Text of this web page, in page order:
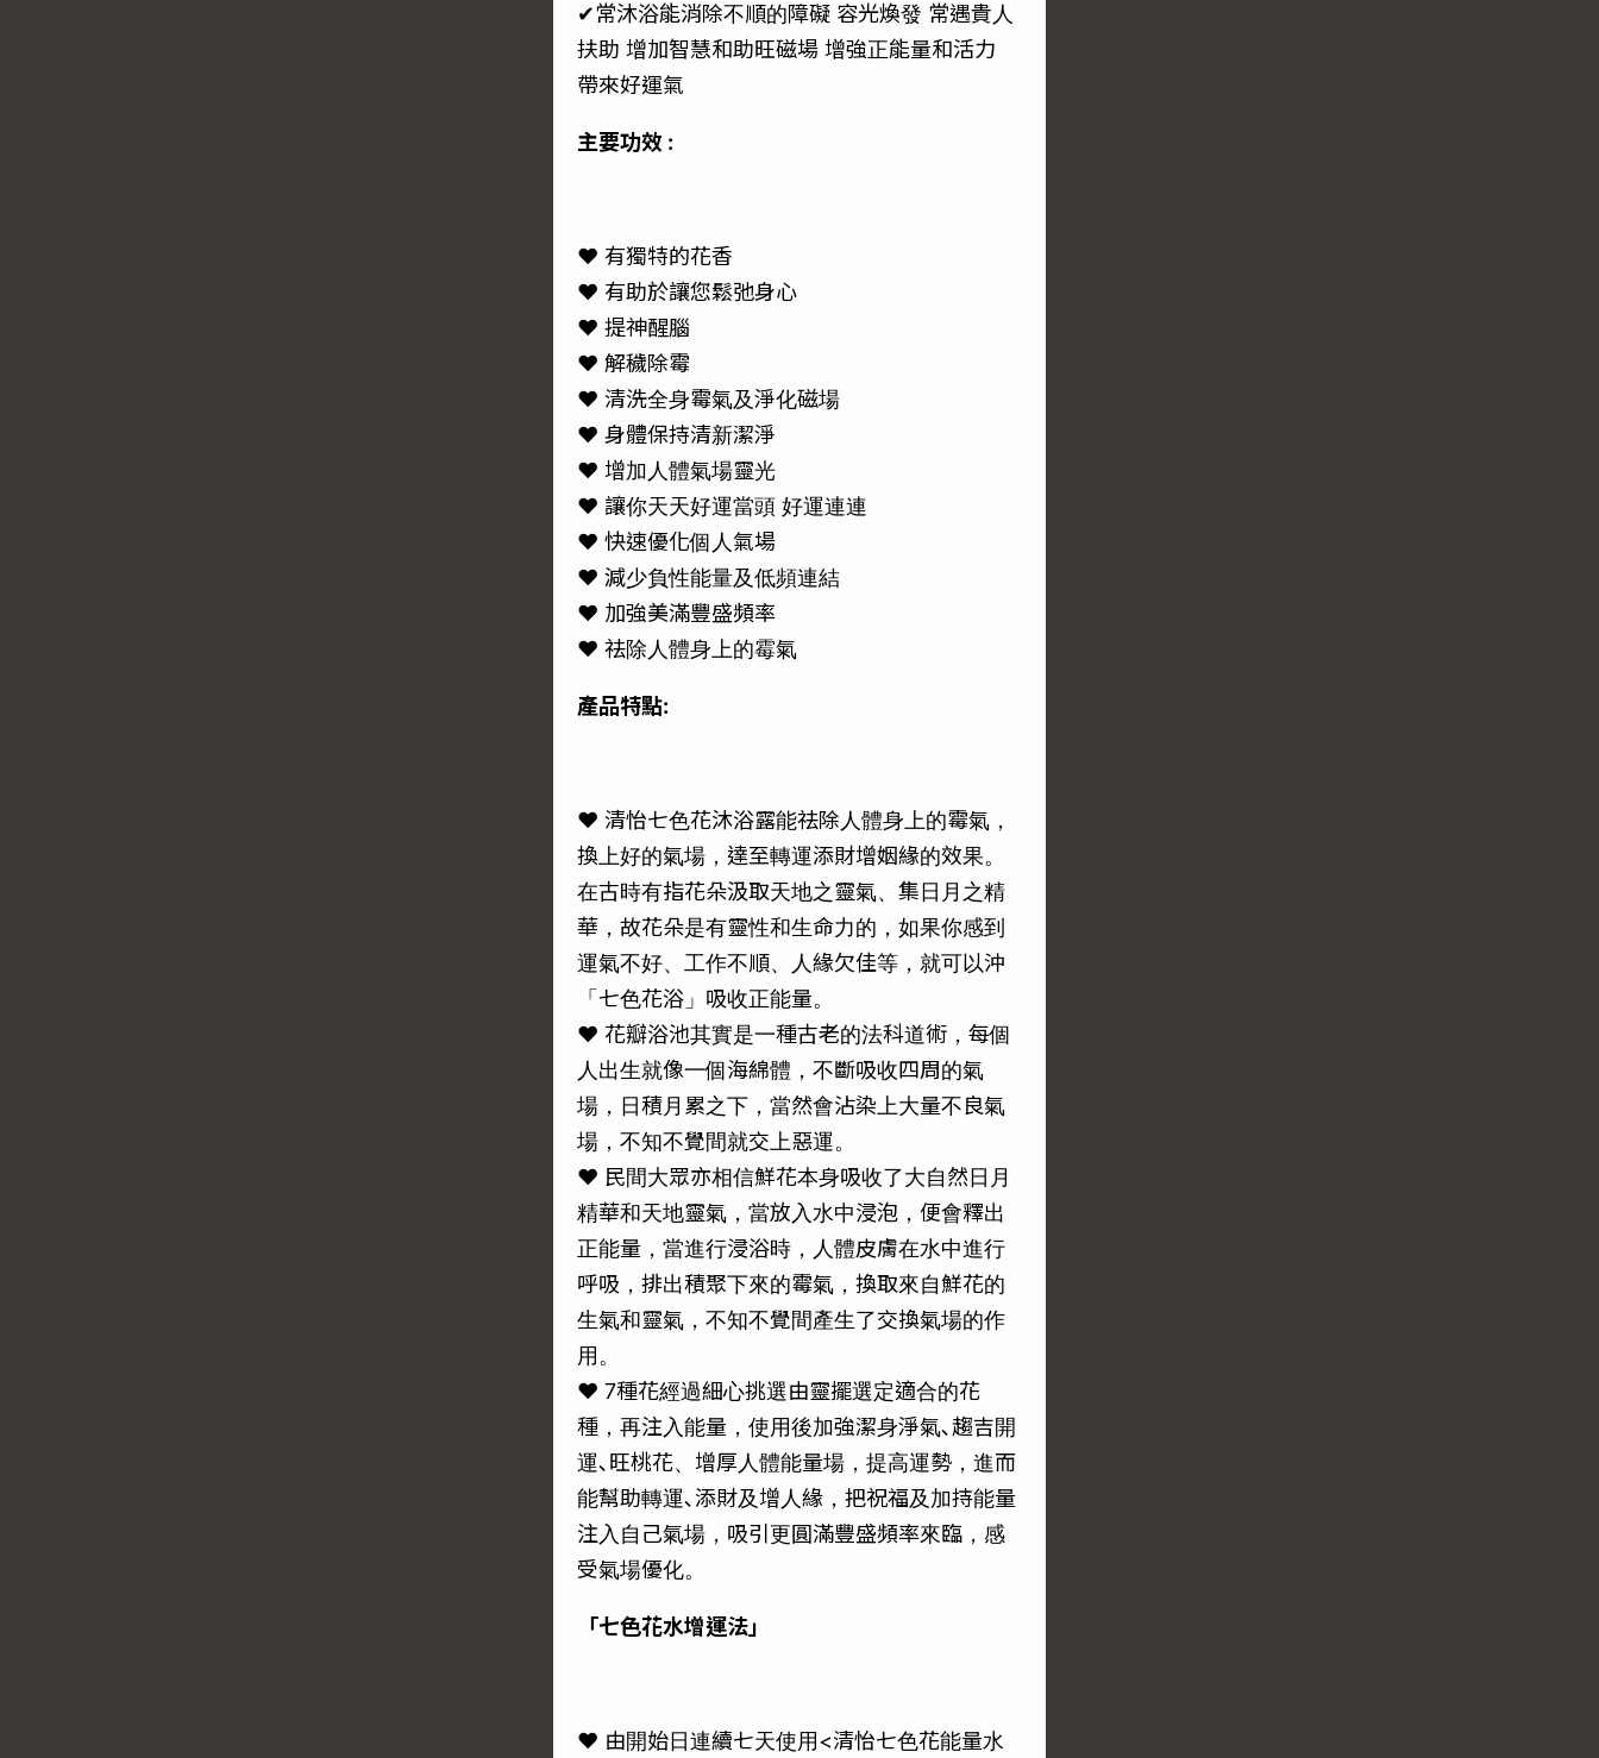
✔常沐浴能消除不順的障礙 容光煥發 常遇貴人
扶助 增加智慧和助旺磁場 增強正能量和活力
帶來好運氣
主要功效 :
♥ 有獨特的花香
♥ 有助於讓您鬆弛身心
♥ 提神醒腦
♥ 解穢除霉
♥ 清洗全身霉氣及淨化磁場
♥ 身體保持清新潔淨
♥ 增加人體氣場靈光
♥ 讓你天天好運當頭 好運連連
♥ 快速優化個人氣場
♥ 減少負性能量及低頻連結
♥ 加強美滿豐盛頻率
♥ 祛除人體身上的霉氣
產品特點:
♥ 清怡七色花沐浴露能祛除人體身上的霉氣，
換上好的氣場，達至轉運添財增姻緣的效果。
在古時有指花朵汲取天地之靈氣、集日月之精
華，故花朵是有靈性和生命力的，如果你感到
運氣不好、工作不順、人緣欠佳等，就可以沖
「七色花浴」吸收正能量。
♥ 花瓣浴池其實是一種古老的法科道術，每個
人出生就像一個海綿體，不斷吸收四周的氣
場，日積月累之下，當然會沾染上大量不良氣
場，不知不覺間就交上惡運。
♥ 民間大眾亦相信鮮花本身吸收了大自然日月
精華和天地靈氣，當放入水中浸泡，便會釋出
正能量，當進行浸浴時，人體皮膚在水中進行
呼吸，排出積聚下來的霉氣，換取來自鮮花的
生氣和靈氣，不知不覺間產生了交換氣場的作
用。
♥ 7種花經過細心挑選由靈擺選定適合的花
種，再注入能量，使用後加強潔身淨氣､趨吉開
運､旺桃花、增厚人體能量場，提高運勢，進而
能幫助轉運､添財及增人緣，把祝福及加持能量
注入自己氣場，吸引更圓滿豐盛頻率來臨，感
受氣場優化。
「七色花水增運法」
♥ 由開始日連續七天使用<清怡七色花能量水